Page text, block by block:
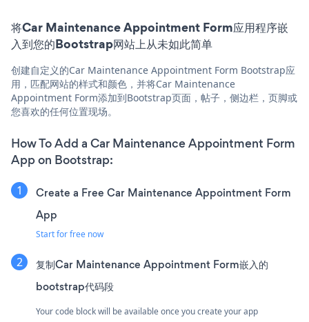
将Car Maintenance Appointment Form应用程序嵌
入到您的Bootstrap网站上从未如此简单
创建自定义的Car Maintenance Appointment Form Bootstrap应
用，匹配网站的样式和颜色，并将Car Maintenance
Appointment Form添加到Bootstrap页面，帖子，侧边栏，页脚或
您喜欢的任何位置现场。
How To Add a Car Maintenance Appointment Form
App on Bootstrap:
Create a Free Car Maintenance Appointment Form
App
Start for free now
复制Car Maintenance Appointment Form嵌入的
bootstrap代码段
Your code block will be available once you create your app